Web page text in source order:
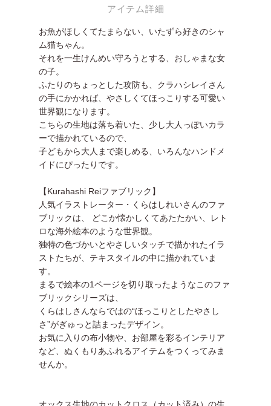
アイテム詳細
お魚がほしくてたまらない、いたずら好きのシャ
ム猫ちゃん。
それを一生けんめい守ろうとする、おしゃまな女
の子。
ふたりのちょっとした攻防も、クラハシレイさん
の手にかかれば、やさしくてほっこりする可愛い
世界観になります。
こちらの生地は落ち着いた、少し大人っぽいカラ
ーで描かれているので、
子どもから大人まで楽しめる、いろんなハンドメ
イドにぴったりです。
【Kurahashi Reiファブリック】
人気イラストレーター・くらはしれいさんのファ
ブリックは、 どこか懐かしくてあたたかい、レト
ロな海外絵本のような世界観。
独特の色づかいとやさしいタッチで描かれたイラ
ストたちが、テキスタイルの中に描かれていま
す。
まるで絵本の1ページを切り取ったようなこのファ
ブリックシリーズは、
くらはしさんならではの“ほっこりとしたやさし
さ”がぎゅっと詰まったデザイン。
お気に入りの布小物や、お部屋を彩るインテリア
など、ぬくもりあふれるアイテムをつくってみま
せんか。
オックス生地のカットクロス（カット済み）の生